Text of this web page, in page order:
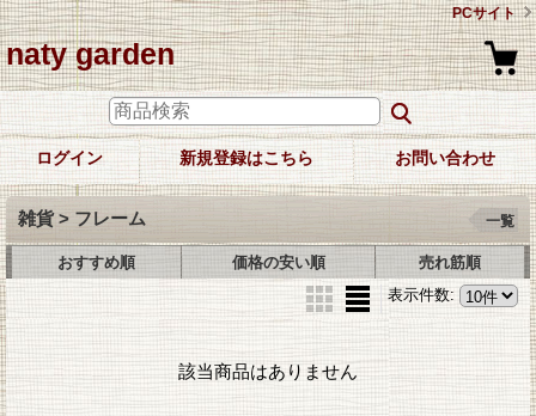
PCサイト
naty garden
ログイン 新規登録はこちら お問い合わせ
雑貨 > フレーム 一覧
おすすめ順 価格の安い順
売れ筋順
表示件数:
該当商品はありません